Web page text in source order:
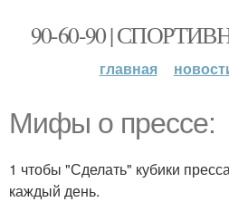
90-60-90 |
главная
Мифы о прессе:
1 чтобы "Сделать" кубики
каждый день.